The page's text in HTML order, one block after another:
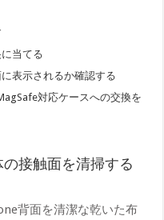
当てる
表示されるか確認する
対応ケースへの交換を
接触面を清掃する
背面を清潔な乾いた布